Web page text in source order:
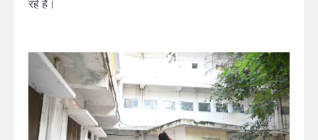
रहे हैं।